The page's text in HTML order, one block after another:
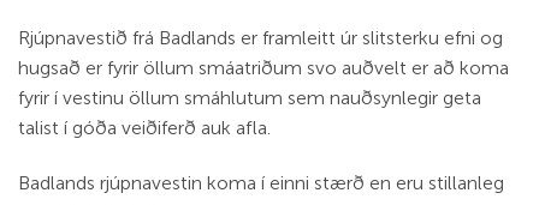
Rjúpnavestið frá Badlands er framleitt úr slitsterku efni og
hugsað er fyrir öllum smáatriðum svo auðvelt er að koma
fyrir í vestinu öllum smáhlutum sem nauðsynlegir geta
talist í góða veiðiferð auk afla.
Badlands rjúpnavestin koma í einni stærð en eru stillanleg